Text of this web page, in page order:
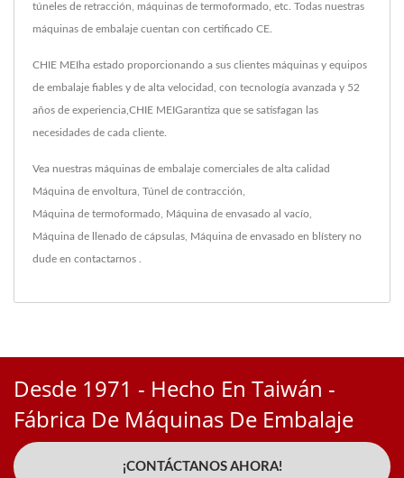
túneles de retracción, máquinas de termoformado, etc. Todas nuestras
máquinas de embalaje cuentan con certificado CE.
CHIE MEIha estado proporcionando a sus clientes máquinas y equipos
de embalaje fiables y de alta velocidad, con tecnología avanzada y 52
años de experiencia,CHIE MEIGarantiza que se satisfagan las
necesidades de cada cliente.
Vea nuestras máquinas de embalaje comerciales de alta calidad
Máquina de envoltura Túnel de contracción
Máquina de termoformado Máquina de envasado al vacío
Máquina de llenado de cápsulas Máquina de envasado en blístery no
dude en contactarnos
Desde 1971 - Hecho En Taiwán -
Fábrica De Máquinas De Embalaje
¡CONTÁCTANOS AHORA!